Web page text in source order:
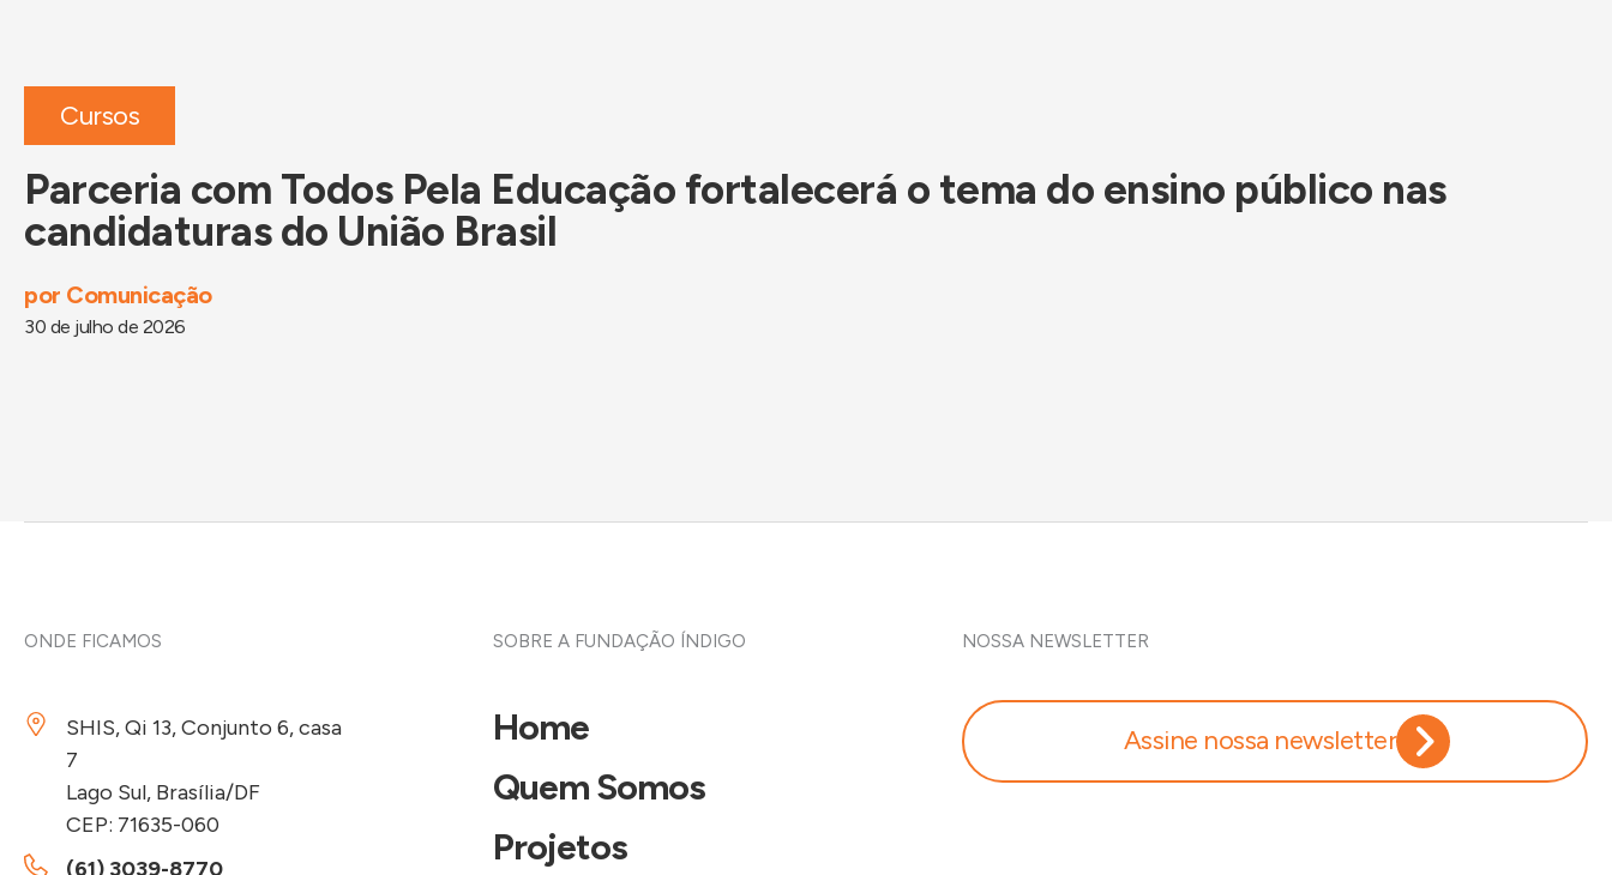
Cursos
Parceria com Todos Pela Educação fortalecerá o tema do ensino público nas
candidaturas do União Brasil
por Comunicação
30 de julho de 2026
ONDE FICAMOS
SHIS, Qi 13, Conjunto 6, casa
7
Lago Sul, Brasília/DF
CEP: 71635-060
(61) 3039-8770
SOBRE A FUNDAÇÃO ÍNDIGO
Home
Quem Somos
Projetos
NOSSA NEWSLETTER
Assine nossa newsletter